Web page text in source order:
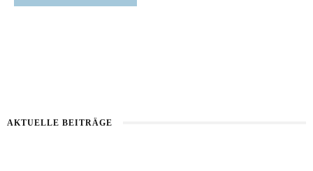
AKTUELLE BEITRÄGE